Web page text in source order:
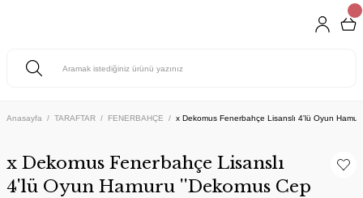
Anasayfa TARAFTAR FENERBAHÇE x Dekomus Fenerbahçe Lisanslı 4'lü Oyun
x Dekomus Fenerbahçe Lisanslı
4'lü Oyun Hamuru ''Dekomus Cep